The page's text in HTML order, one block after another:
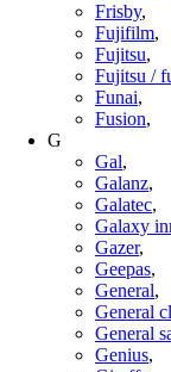
Frisby,
Fujifilm,
Fujitsu,
Fujitsu /
Funai,
Fusion,
G
Gal,
Galanz,
Galatec,
Galaxy
Gazer,
Geepas,
General,
General
General
Genius,